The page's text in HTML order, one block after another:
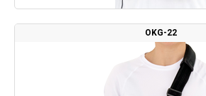
OKG-22